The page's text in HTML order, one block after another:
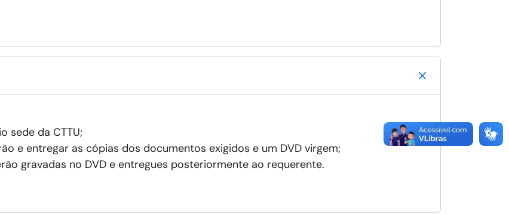
sede da CTTU;
e entregar as cópias dos documentos exigidos e um DVD virgem;
gravadas no DVD e entregues posteriormente ao requerente.